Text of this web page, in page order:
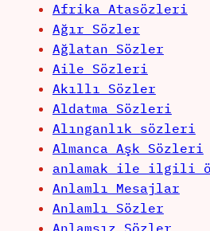
Afrika Atasözleri
Ağır Sözler
Ağlatan Sözler
Aile Sözleri
Akıllı Sözler
Aldatma Sözleri
Alınganlık sözleri
Almanca Aşk Sözleri
anlamak ile ilgili
Anlamlı Mesajlar
Anlamlı Sözler